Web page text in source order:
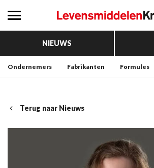
NIEUWS
Ondernemers Fabrikanten Formules
Terug naar Nieuws